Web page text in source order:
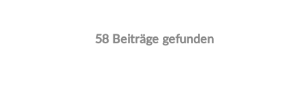
58 Beiträge gefunden